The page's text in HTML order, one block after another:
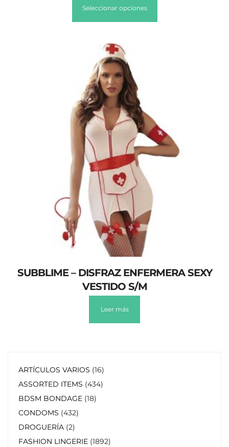
Seleccionar opciones
SUBBLIME – DISFRAZ ENFERMERA SEXY
VESTIDO S/M
Leer más
ARTÍCULOS VARIOS 16
ASSORTED ITEMS 434
BDSM BONDAGE 18
CONDOMS 432
DROGUERÍA 2
FASHION LINGERIE 1892